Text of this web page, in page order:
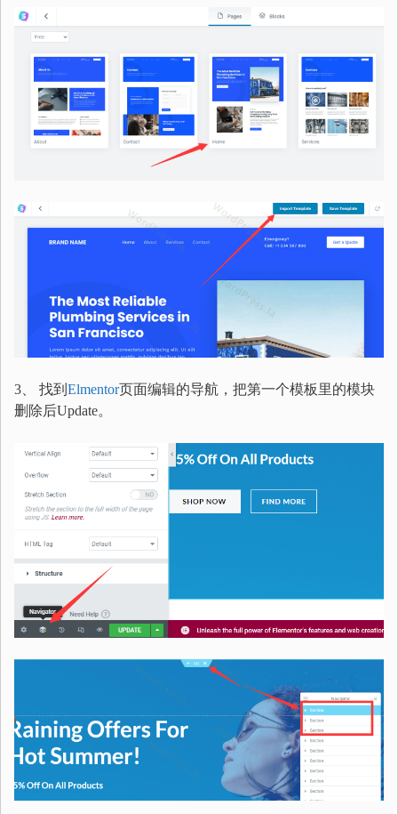
3、 找到 Elmentor页面编辑的导航，把第一个模板里的模块
删除后Update。